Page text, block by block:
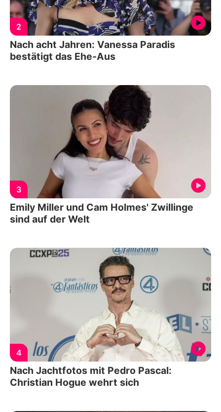
2
Nach acht Jahren: Vanessa Paradis
bestätigt das Ehe-Aus
3
Emily Miller und Cam Holmes' Zwillinge
sind auf der Welt
4
Nach Jachtfotos mit Pedro Pascal:
Christian Hogue wehrt sich